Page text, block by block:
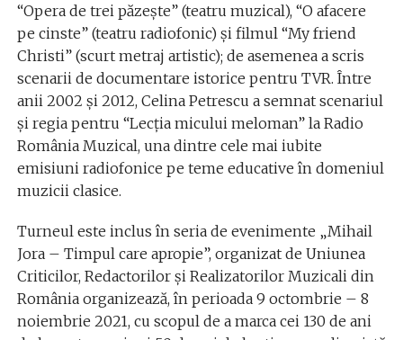
“Opera de trei păzeşte” (teatru muzical), “O afacere
pe cinste” (teatru radiofonic) şi filmul “My friend
Christi” (scurt metraj artistic); de asemenea a scris
scenarii de documentare istorice pentru TVR. Între
anii 2002 şi 2012, Celina Petrescu a semnat scenariul
şi regia pentru “Lecţia micului meloman” la Radio
România Muzical, una dintre cele mai iubite
emisiuni radiofonice pe teme educative în domeniul
muzicii clasice.
Turneul este inclus în seria de evenimente „Mihail
Jora – Timpul care apropie”, organizat de Uniunea
Criticilor, Redactorilor și Realizatorilor Muzicali din
România organizează, în perioada 9 octombrie – 8
noiembrie 2021, cu scopul de a marca cei 130 de ani